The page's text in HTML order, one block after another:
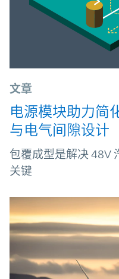
文章
电源模块助力简
与电气间隙设计
包覆成型是解决 48V
关键